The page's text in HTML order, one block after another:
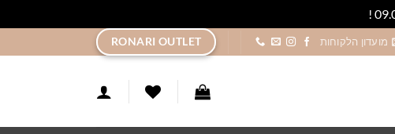
מועדון הלקוחות RONARI OUTLET